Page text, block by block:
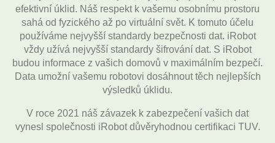
efektivní úklid. Náš respekt k vašemu osobnímu prostoru
sahá od fyzického až po virtuální svět. K tomuto účelu
používáme nejvyšší standardy bezpečnosti dat. iRobot
vždy užívá nejvyšší standardy šifrování dat. S iRobot
budou informace z vašich domovů v maximálním bezpečí.
Data umožní vašemu robotovi dosáhnout těch nejlepších
výsledků úklidu.
V roce 2021 náš závazek k zabezpečení vašich dat
vynesl společnosti iRobot důvěryhodnou certifikaci TUV.